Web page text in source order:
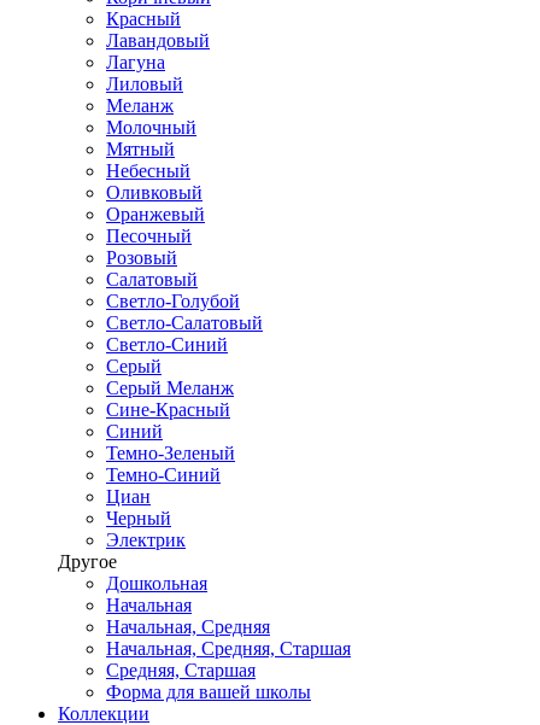
Красный
Лавандовый
Лагуна
Лиловый
Меланж
Молочный
Мятный
Небесный
Оливковый
Оранжевый
Песочный
Розовый
Салатовый
Светло-Голубой
Светло-Салатовый
Светло-Синий
Серый
Серый Меланж
Сине-Красный
Синий
Темно-Зеленый
Темно-Синий
Циан
Черный
Электрик
Другое
Дошкольная
Начальная
Начальная, Средняя
Начальная, Средняя, Старшая
Средняя, Старшая
Форма для вашей школы
Коллекции